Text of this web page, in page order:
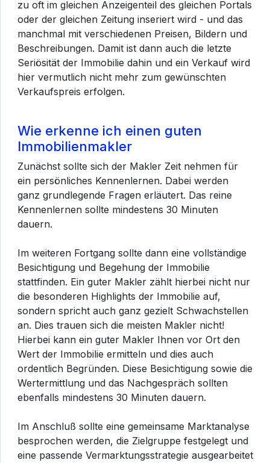
zu oft im gleichen Anzeigenteil des gleichen Portals
oder der gleichen Zeitung inseriert wird - und das
manchmal mit verschiedenen Preisen, Bildern und
Beschreibungen. Damit ist dann auch die letzte
Seriösität der Immobilie dahin und ein Verkauf wird
hier vermutlich nicht mehr zum gewünschten
Verkaufspreis erfolgen.
Wie erkenne ich einen guten
Immobilienmakler
Zunächst sollte sich der Makler Zeit nehmen für
ein persönliches Kennenlernen. Dabei werden
ganz grundlegende Fragen erläutert. Das reine
Kennenlernen sollte mindestens 30 Minuten
dauern.
Im weiteren Fortgang sollte dann eine vollständige
Besichtigung und Begehung der Immobilie
stattfinden. Ein guter Makler zählt hierbei nicht nur
die besonderen Highlights der Immobilie auf,
sondern spricht auch ganz gezielt Schwachstellen
an. Dies trauen sich die meisten Makler nicht!
Hierbei kann ein guter Makler Ihnen vor Ort den
Wert der Immobilie ermitteln und dies auch
ordentlich Begründen. Diese Besichtigung sowie die
Wertermittlung und das Nachgespräch sollten
ebenfalls mindestens 30 Minuten dauern.
Im Anschluß sollte eine gemeinsame Marktanalyse
besprochen werden, die Zielgruppe festgelegt und
eine passende Vermarktungsstrategie ausgearbeitet